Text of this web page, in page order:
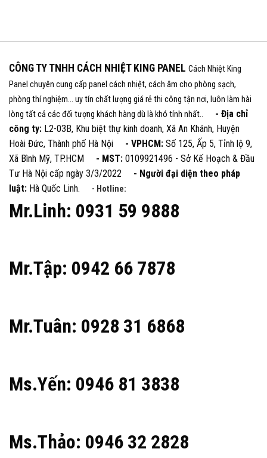
CÔNG TY TNHH CÁCH NHIỆT KING PANEL Cách Nhiệt King
Panel chuyên cung cấp panel cách nhiệt, cách âm cho phòng sạch,
phòng thí nghiệm... uy tín chất lượng giá rẻ thi công tận nơi, luôn làm hài
lòng tất cả các đối tượng khách hàng dù là khó tính nhất..
- Địa chỉ
công ty: L2-03B, Khu biệt thự kinh doanh, Xã An Khánh, Huyện
Hoài Đức, Thành phố Hà Nội - VPHCM: Số 125, Ấp 5, Tỉnh lộ 9,
Xã Bình Mỹ, TP.HCM - MST: 0109921496 - Sở Kế Hoạch & Đầu
Tư Hà Nội cấp ngày 3/3/2022 - Người đại diện theo pháp
luật: Hà Quốc Linh. - Hotline:
Mr.Linh: 0931 59 9888
Mr.Tập: 0942 66 7878
Mr.Tuân: 0928 31 6868
Ms.Yến: 0946 81 3838
Ms.Thảo: 0946 32 2828